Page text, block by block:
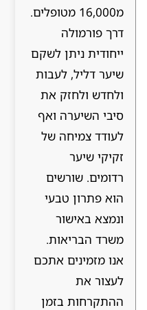
מ16,000 מטופלים.
דרך פורמולה
ייחודית ניתן לשקם
שיער דליל, לעבות
ולחדש ולחזק את
סיבי השיערה ואף
לעודד צמיחה של
זקיקי שיער
רדומים. שורשים
הוא פתרון טבעי
ונמצא באישור
משרד הבריאות.
אנו מזמינים אתכם
לעצור את
ההתקרחות בזמן